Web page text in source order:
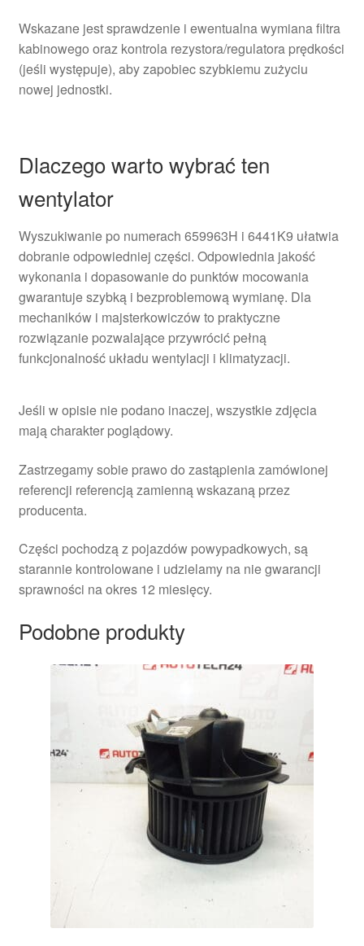
Wskazane jest sprawdzenie i ewentualna wymiana filtra
kabinowego oraz kontrola rezystora/regulatora prędkości
(jeśli występuje), aby zapobiec szybkiemu zużyciu
nowej jednostki.
Dlaczego warto wybrać ten
wentylator
Wyszukiwanie po numerach 659963H i 6441K9 ułatwia
dobranie odpowiedniej części. Odpowiednia jakość
wykonania i dopasowanie do punktów mocowania
gwarantuje szybką i bezproblemową wymianę. Dla
mechaników i majsterkowiczów to praktyczne
rozwiązanie pozwalające przywrócić pełną
funkcjonalność układu wentylacji i klimatyzacji.
Jeśli w opisie nie podano inaczej, wszystkie zdjęcia
mają charakter poglądowy.
Zastrzegamy sobie prawo do zastąpienia zamówionej
referencji referencją zamienną wskazaną przez
producenta.
Części pochodzą z pojazdów powypadkowych, są
starannie kontrolowane i udzielamy na nie gwarancji
sprawności na okres 12 miesięcy.
Podobne produkty